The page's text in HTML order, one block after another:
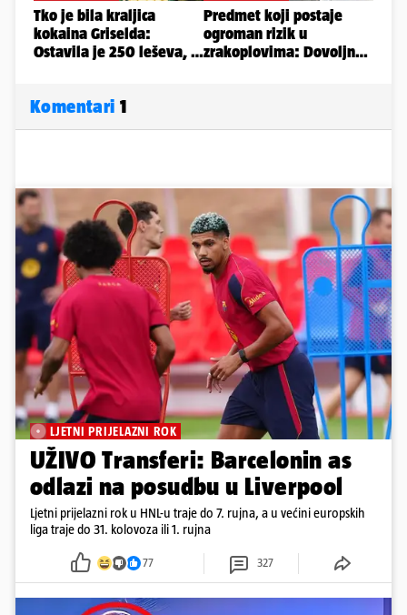
Komentari 1
LJETNI PRIJELAZNI ROK
UŽIVO Transferi: Barcelonin as
odlazi na posudbu u Liverpool
Ljetni prijelazni rok u HNL-u traje do 7. rujna, a u većini europskih
liga traje do 31. kolovoza ili 1. rujna
77 327